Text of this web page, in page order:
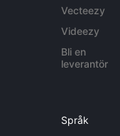
Vecteezy
Videezy
Bli en
leverantör
Språk